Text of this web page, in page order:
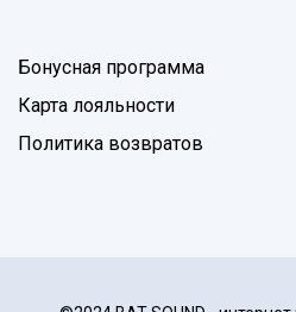
Бонусная программа
Карта лояльности
Политика возвратов